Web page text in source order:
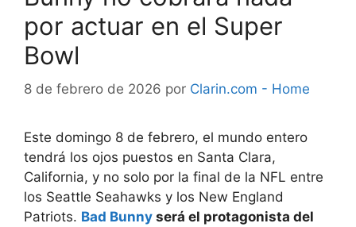
por actuar en el Super
Bowl
8 de febrero de 2026 por Clarin.com - Home
Este domingo 8 de febrero, el mundo entero
tendrá los ojos puestos en Santa Clara,
California, y no solo por la final de la NFL entre
los Seattle Seahawks y los New England
Patriots. Bad Bunny será el protagonista del